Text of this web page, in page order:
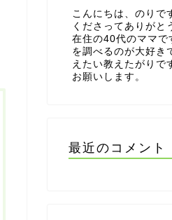
こんにちは、のりで
くださってありがと
在住の40代のママで
を調べるのが大好き
えたい教えたがりで
お願いします。
最近のコメント